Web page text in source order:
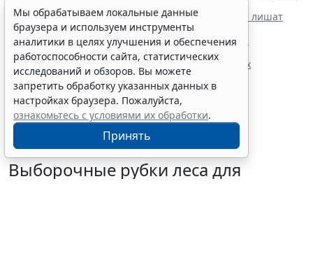
Мигрантов с судимостью за любое преступление лишат
права на прием в гражданство
Данные об иностранных гражданах без права на
нахождение в РФ попадают в реестр
Президент утвердил поправки о дополнительных
требованиях к трудовым мигрантам
Выборочные рубки леса для
Мы обрабатываем локальные данные
браузера и используем инструменты
аналитики в целях улучшения и обеспечения
работоспособности сайта, статистических
исследований и обзоров. Вы можете
запретить обработку указанных данных в
настройках браузера. Пожалуйста,
ознакомьтесь с условиями их обработки.
Принять